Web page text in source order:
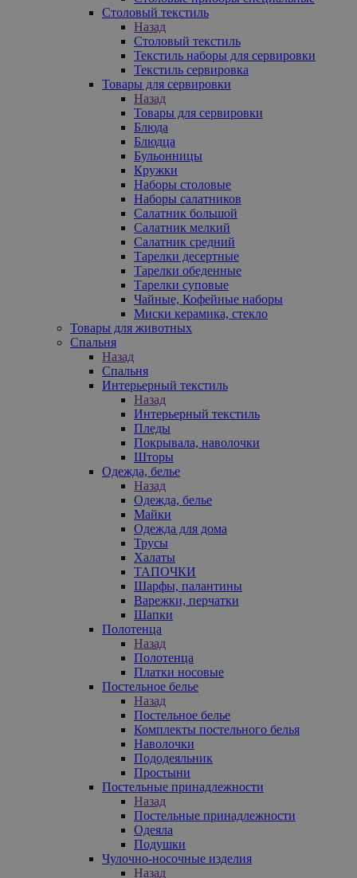
Столовый текстиль
Назад
Столовый текстиль
Текстиль наборы для сервировки
Текстиль сервировка
Товары для сервировки
Назад
Товары для сервировки
Блюда
Блюдца
Бульонницы
Кружки
Наборы столовые
Наборы салатников
Салатник большой
Салатник мелкий
Салатник средний
Тарелки десертные
Тарелки обеденные
Тарелки суповые
Чайные, Кофейные наборы
Миски керамика, стекло
Товары для животных
Спальня
Назад
Спальня
Интерьерный текстиль
Назад
Интерьерный текстиль
Пледы
Покрывала, наволочки
Шторы
Одежда, белье
Назад
Одежда, белье
Майки
Одежда для дома
Трусы
Халаты
ТАПОЧКИ
Шарфы, палантины
Варежки, перчатки
Шапки
Полотенца
Назад
Полотенца
Платки носовые
Постельное белье
Назад
Постельное белье
Комплекты постельного белья
Наволочки
Пододеяльник
Простыни
Постельные принадлежности
Назад
Постельные принадлежности
Одеяла
Подушки
Чулочно-носочные изделия
Назад